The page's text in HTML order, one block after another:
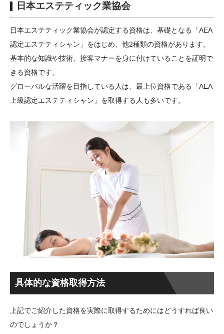
日本エステティック業協会
日本エステティック業協会が認定する資格は、基礎となる「AEA
認定エステティシャン」をはじめ、他2種類の資格があります。
基本的な知識や技術、接客マナーを身に付けていることを証明で
きる資格です。
グローバルな活躍を目指している人は、最上位資格である「AEA
上級認定エステティシャン」を取得する人も多いです。
具体的な資格取得方法
上記でご紹介した資格を実際に取得するためにはどうすれば良い
のでしょうか？